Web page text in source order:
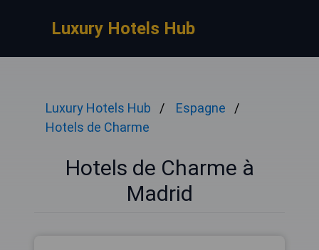
Luxury Hotels Hub
Luxury Hotels Hub
Espagne
Hotels de Charme
Hotels de Charme à
Madrid